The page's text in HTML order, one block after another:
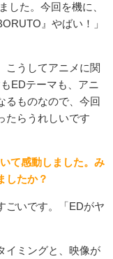
た。今回を機に、
』やばい！」
こうしてアニメに関
EDテーマも、アニ
るものなので、今回
たらうれしいです
て感動しました。み
したか？
ごいです。「EDがヤ
イミングと、映像が